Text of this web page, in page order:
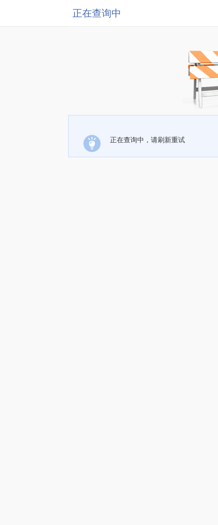
正在查询中
正在查询中，请刷新重试